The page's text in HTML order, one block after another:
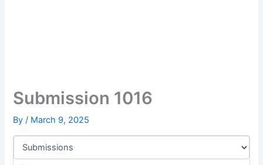
Submission 1016
By/ March 9, 2025